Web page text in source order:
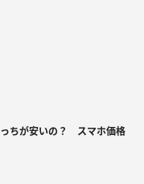
ちが安いの？ スマホ価格